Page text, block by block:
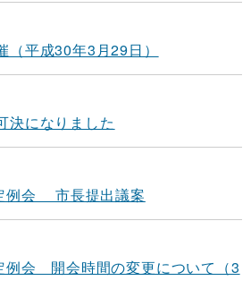
平成30年3月29日）
決になりました
例会 市長提出議案
例会 開会時間の変更について（3